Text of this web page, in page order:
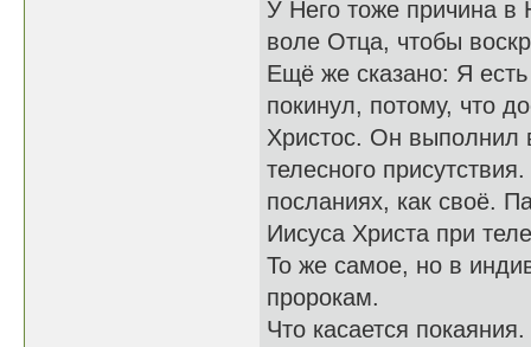
У Него тоже причина
воле Отца, чтобы
Ещё же сказано: Я
покинул, потому, что
Христос. Он выполнил
телесного
посланиях, как своё.
Иисуса Христа при
То же самое, но в
пророкам.
Что касается